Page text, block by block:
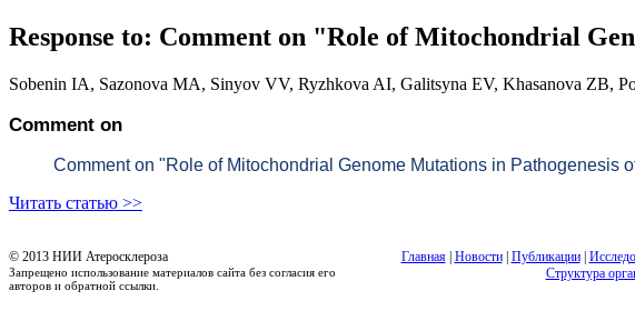
Response to: Comment on "Role of Mitochondrial
Sobenin IA, Sazonova MA, Sinyov VV, Ryzhkova AI, Galitsyna EV, Khasanova ZB,
Comment on
Comment on "Role of Mitochondrial Genome Mutations in Pathogenesis
Читать статью >>
© 2013 НИИ Атеросклероза
Запрещено использование материалов сайта без согласия его
авторов и обратной ссылки.
Главная| Новости| Публикации|
Структура